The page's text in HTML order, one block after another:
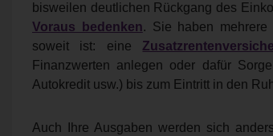
bisweilen deutlichen Rückgang des
Voraus bedenken. Sie haben mehrere
soweit ist: eine
Finanzwerten anlegen oder dafür
Autokredit usw.) bis zum Eintritt in den
Auch Ihre Ausgaben werden sich